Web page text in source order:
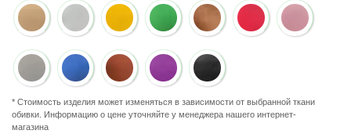
* Стоимость изделия может изменяться в зависимости от выбранной ткани
обивки. Информацию о цене уточняйте у менеджера нашего интернет-
магазина